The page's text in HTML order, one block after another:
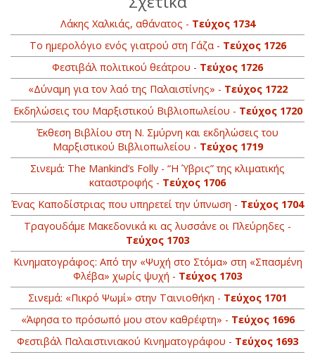
Λάκης Χαλκιάς, αθάνατος - Τεύχος 1734
Το ημερολόγιο ενός γιατρού στη Γάζα - Τεύχος 1726
Φεστιβάλ πολιτικού θεάτρου - Τεύχος 1726
«Δύναμη για τον λαό της Παλαιστίνης» - Τεύχος 1722
Εκδηλώσεις του Μαρξιστικού Βιβλιοπωλείου - Τεύχος 1720
Έκθεση Βιβλίου στη Ν. Σμύρνη και εκδηλώσεις του
Μαρξιστικού Βιβλιοπωλείου - Τεύχος 1719
Σινεμά: The Mankind’s Folly - “Η Ύβρις” της κλιματικής
καταστροφής - Τεύχος 1706
Ένας Καποδίστριας που υπηρετεί την ύπνωση - Τεύχος 1704
Τραγουδάμε Μακεδονικά κι ας λυσσάνε οι Πλεύρηδες -
Τεύχος 1703
Κινηματογράφος: Από την «Ψυχή στο Στόμα» στη «Σπασμένη
Φλέβα» χωρίς ψυχή - Τεύχος 1703
Σινεμά: «Πικρό Ψωμί» στην Ταινιοθήκη - Τεύχος 1701
«Άφησα το πρόσωπό μου στον καθρέφτη» - Τεύχος 1696
Φεστιβάλ Παλαιστινιακού Κινηματογράφου - Τεύχος 1693